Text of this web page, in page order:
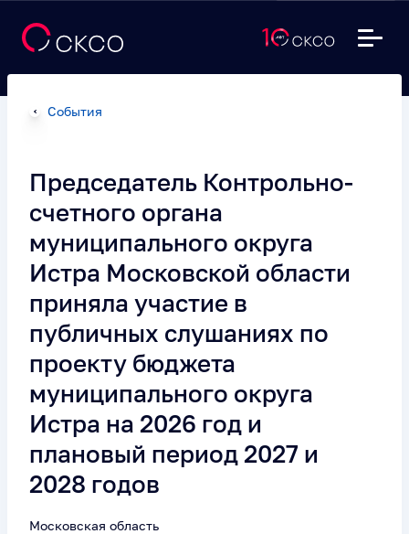
События
Председатель Контрольно-
счетного органа
муниципального округа
Истра Московской области
приняла участие в
публичных слушаниях по
проекту бюджета
муниципального округа
Истра на 2026 год и
плановый период 2027 и
2028 годов
Московская область